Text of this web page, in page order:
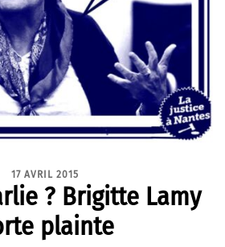
17 AVRIL 2015
? Brigitte Lamy
plainte